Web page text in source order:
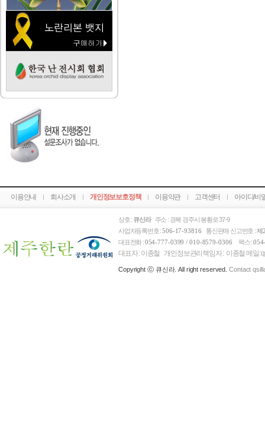
이용안내 회사소개 개인정보보호정책 이용약관 고객센터 아이디/비
상호 : 큐신라주소 : 경북 경주시 봉황로 37-9
사업자등록번호 :506-17-93816 통신판매 신고번호 :제
대표전화 :054-777-0399 / 010-8579-0306 팩스 :
대표자 : 이종철 개인정보관리책임자 : 이종철 메일:
Copyright ⓒ 큐신라. All right reserved.Contact